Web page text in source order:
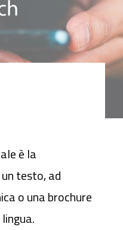
Sviluppo competenze
delle PMI
Deposito Bilancio con Firma
utilizzare la Firma Digitale
Nazionale dei Servizi
SPID
è la
testo, ad
o una brochure